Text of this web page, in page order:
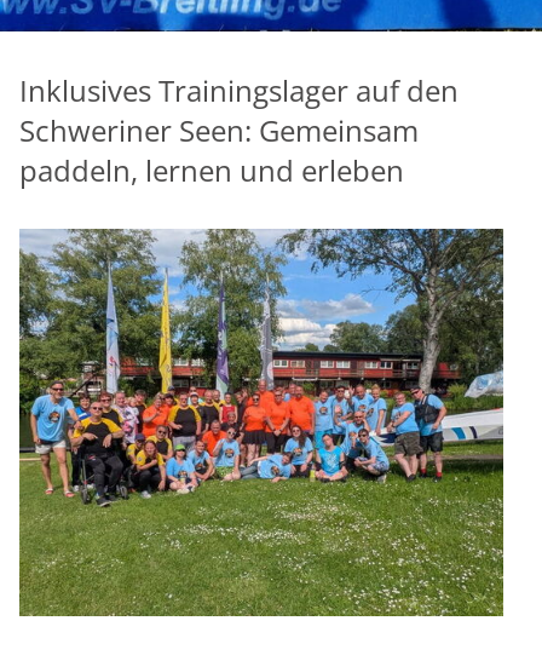
Inklusives Trainingslager auf den
Schweriner Seen: Gemeinsam
paddeln, lernen und erleben